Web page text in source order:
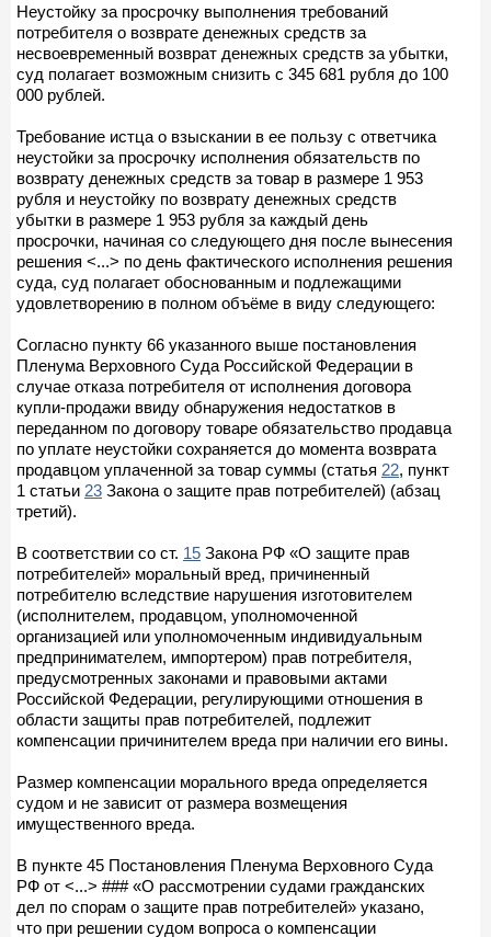
Неустойку за просрочку выполнения требований
потребителя о возврате денежных средств за
несвоевременный возврат денежных средств за убытки,
суд полагает возможным снизить с 345 681 рубля до 100
000 рублей.
Требование истца о взыскании в ее пользу с ответчика
неустойки за просрочку исполнения обязательств по
возврату денежных средств за товар в размере 1 953
рубля и неустойку по возврату денежных средств
убытки в размере 1 953 рубля за каждый день
просрочки, начиная со следующего дня после вынесения
решения <...> по день фактического исполнения решения
суда, суд полагает обоснованным и подлежащими
удовлетворению в полном объёме в виду следующего:
Согласно пункту 66 указанного выше постановления
Пленума Верховного Суда Российской Федерации в
случае отказа потребителя от исполнения договора
купли-продажи ввиду обнаружения недостатков в
переданном по договору товаре обязательство продавца
по уплате неустойки сохраняется до момента возврата
продавцом уплаченной за товар суммы (статья 22, пункт
1 статьи 23 Закона о защите прав потребителей) (абзац
третий).
В соответствии со ст. 15 Закона РФ «О защите прав
потребителей» моральный вред, причиненный
потребителю вследствие нарушения изготовителем
(исполнителем, продавцом, уполномоченной
организацией или уполномоченным индивидуальным
предпринимателем, импортером) прав потребителя,
предусмотренных законами и правовыми актами
Российской Федерации, регулирующими отношения в
области защиты прав потребителей, подлежит
компенсации причинителем вреда при наличии его вины.
Размер компенсации морального вреда определяется
судом и не зависит от размера возмещения
имущественного вреда.
В пункте 45 Постановления Пленума Верховного Суда
РФ от <...> ### «О рассмотрении судами гражданских
дел по спорам о защите прав потребителей» указано,
что при решении судом вопроса о компенсации